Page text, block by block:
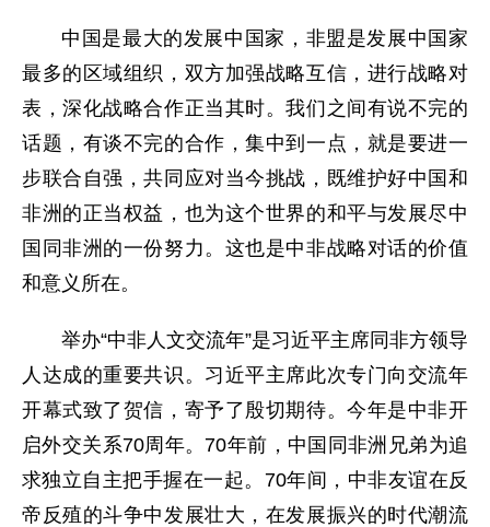
中国是最大的发展中国家，非盟是发展中国家
最多的区域组织，双方加强战略互信，进行战略对
表，深化战略合作正当其时。我们之间有说不完的
话题，有谈不完的合作，集中到一点，就是要进一
步联合自强，共同应对当今挑战，既维护好中国和
非洲的正当权益，也为这个世界的和平与发展尽中
国同非洲的一份努力。这也是中非战略对话的价值
和意义所在。
举办“中非人文交流年”是习近平主席同非方领导
人达成的重要共识。习近平主席此次专门向交流年
开幕式致了贺信，寄予了殷切期待。今年是中非开
启外交关系70周年。70年前，中国同非洲兄弟为追
求独立自主把手握在一起。70年间，中非友谊在反
帝反殖的斗争中发展壮大，在发展振兴的时代潮流